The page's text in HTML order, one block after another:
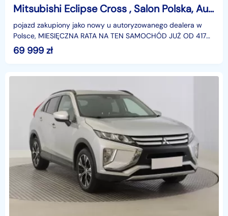
Mitsubishi Eclipse Cross , Salon Polska, Automat, Klimatronic, Tempomat,
pojazd zakupiony jako nowy u autoryzowanego dealera w
Polsce, MIESIĘCZNA RATA NA TEN SAMOCHÓD JUŻ OD 417
PLN*Podana w ogłoszeniu lokalizacja pojazdu jest aktua
69 999 zł